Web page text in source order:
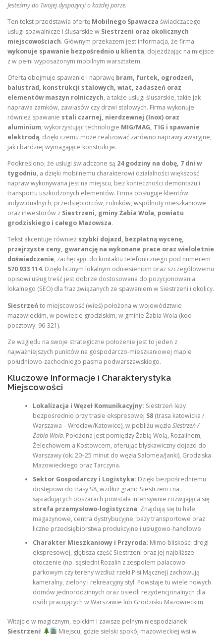
Jesteśmy do Twojej dyspozycji o każdej porze.
Ten tekst przedstawia ofertę Mobilnego Spawacza świadczącego
usługi spawalnicze i ślusarskie w Siestrzeni oraz okolicznych
miejscowościach. Głównym przekazem jest informacja, że firma
wykonuje spawanie bezpośrednio u klienta, dojeżdżając na miejsce
z w pełni wyposażonym mobilnym warsztatem.
Oferta obejmuje spawanie i naprawę bram, furtek, ogrodzeń,
balustrad, konstrukcji stalowych, wiat, zadaszeń oraz
elementów maszyn rolniczych, a także usługi ślusarskie, takie jak
naprawa zamków, zawiasów czy drzwi stalowych. Firma wykonuje
również spawanie stali czarnej, nierdzewnej (Inox) oraz
aluminium, wykorzystując technologie MIG/MAG, TIG i spawanie
elektrodą, dzięki czemu może realizować zarówno naprawy awaryjne,
jak i bardziej wymagające konstrukcje.
Podkreślono, że usługi świadczone są 24 godziny na dobę, 7 dni w
tygodniu, a dzięki mobilnemu charakterowi działalności większość
napraw wykonywana jest na miejscu, bez konieczności demontażu i
transportu uszkodzonych elementów. Firma obsługuje klientów
indywidualnych, przedsiębiorców, rolników, wspólnoty mieszkaniowe
oraz inwestorów z Siestrzeni, gminy Żabia Wola, powiatu
grodziskiego i całego Mazowsza.
Tekst akcentuje również szybki dojazd, bezpłatną wycenę,
przejrzyste ceny, gwarancję na wykonane prace oraz wieloletnie
doświadczenie, zachęcając do kontaktu telefonicznego pod numerem
570 933 114. Dzięki licznym lokalnym odniesieniom oraz szczegółowemu
opisowi usług treść jest dobrze dostosowana do pozycjonowania
lokalnego (SEO) dla fraz związanych ze spawaniem w Siestrzeni i okolicy.
Siestrzeń to miejscowość (wieś) położona w województwie
mazowieckim, w powiecie grodziskim, w gminie Żabia Wola (kod
pocztowy: 96-321).
Ze względu na swoje strategiczne położenie jest to jeden z
najważniejszych punktów na gospodarczo-mieszkaniowej mapie
południowo-zachodniego pasma podwarszawskiego.
Kluczowe Informacje i Charakterystyka
Miejscowości
Lokalizacja i Węzeł Komunikacyjny: Siestrzeń leży
bezpośrednio przy trasie ekspresowej S8(trasa katowicka /
Warszawa – Wrocław/Katowice), w pobliżu węzła Siestrzeń /
Żabia Wola. Położona jest pomiędzy Żabią Wolą, Rozalinem,
Żelechowem a Kostowcem, oferując błyskawiczny dojazd do
Warszawy (ok. 20–25 minut do węzła Salomea/Janki), Grodziska
Mazowieckiego oraz Tarczyna.
Sektor Gospodarczy i Logistyka: Dzięki bezpośredniemu
dostępowi do trasy S8, wzdłuż granic Siestrzeni i na
sąsiadujących obszarach powstała intensywnie rozwijająca się
strefa przemysłowo-logistyczna. Znajdują się tu hale
magazynowe, centra dystrybucyjne, bazy transportowe oraz
liczne przedsiębiorstwa produkcyjne i usługowo-handlowe.
Charakter Mieszkaniowy i Przyroda: Mimo bliskości drogi
ekspresowej, głębsza część Siestrzeni oraz jej najbliższe
otoczenie (np. sąsiedni Rozalin z zespołem pałacowo-
parkowym czy tereny wzdłuż rzeki Pisi Mącznej) zachowują
kameralny, zielony i rekreacyjny styl. Powstaje tu wiele nowych
domów jednorodzinnych oraz osiedli rezydencjonalnych dla
osób pracujących w Warszawie lub Grodzisku Mazowieckim.
Witajcie w magicznym, epickim i zawsze pełnym niespodzianek
Siestrzeni!
Miejscu, gdzie sielski spokój mazowieckiej wsi w